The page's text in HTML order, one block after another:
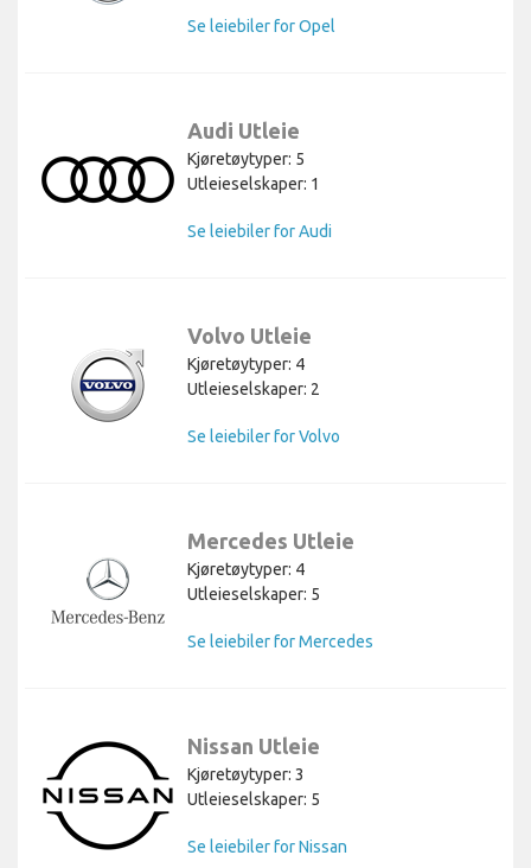
Se leiebiler for Opel
Audi Utleie
Kjøretøytyper: 5
Utleieselskaper: 1
Se leiebiler for Audi
Volvo Utleie
Kjøretøytyper: 4
Utleieselskaper: 2
Se leiebiler for Volvo
Mercedes Utleie
Kjøretøytyper: 4
Utleieselskaper: 5
Se leiebiler for Mercedes
Nissan Utleie
Kjøretøytyper: 3
Utleieselskaper: 5
Se leiebiler for Nissan